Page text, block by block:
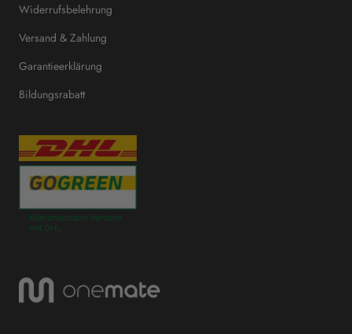
Widerrufsbelehrung
Versand & Zahlung
Garantieerklärung
Bildungsrabatt